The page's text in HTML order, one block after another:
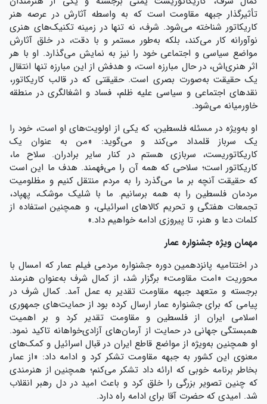
تأثیرگذار جبهه مقاومت است که به واسطه آثارش در عرصه هنر
کاریکاتور شناخته می‌شود. شرف، نه تنها در زمینه تکنیک‌های هنری
نوآورانه کار می‌کند، بلکه به‌طور مستمر و با دقت، در خلق آثارش
مواضع سیاسی و اجتماعی خود را نیز به نمایش می‌گذارد. او با هر
اثر هنری‌اش، در حال مبارزه است، و هدفش از این مبارزه تنها انتقال
یک حقیقت به‌صورت بصری است. حقیقتی که در قالب کاریکاتور،
نقدهای اجتماعی و سیاسی علیه ظلم، فساد و اشغالگری در منطقه
خاورمیانه می‌شود.
او به‌ویژه در مسئله فلسطین، که یکی از اولویت‌های او است، خود را
یک سرباز قلمداد می‌کند و می‌گوید: «من به عنوان یک
کاریکاتوریست، سربازی هستم در کنار سایر برادران. سلاح ما،
کاریکاتور است؛ سلاحی که همه آن را می‌فهمند. هدف ما این است
که حقیقت آنچه بر ما می‌گذرد را به مردم منتقل کنیم و مظلومیت
مردمان فلسطین را به همه برسانیم. ما با شلیک موشک، پهپاد،
تجمعات هفتگی و تحریم کالاهای اسرائیلی، و همچنین استفاده از
کلمات دعا و هنر، تا پیروزی ادامه خواهیم داد.»
مهمان ویژه جشنواره عمار
در اختتامیه پانزدهمین دوره جشنواره مردمی فیلم عمار که امسال با
محوریت «امت مقاومت» برگزار شد، از کمال شرف به‌عنوان هنرمند
برجسته و متعهد جبهه مقاومت تقدیر به عمل آمد. کمال شرف در
پیامی که برای جشنواره عمار ارسال کرده بود از حمایت‌های جمهوری
اسلامی ایران از فلسطین و مقاومت تقدیر کرد و بر اهمیت
همبستگی جهانی در حمایت از آرمان‌های آزادی‌خواهانه تاکید نمود.
او همچنین به‌ویژه از مواضع قاطع ایران در قبال اسرائیل و کمک‌های
معنوی این کشور به جبهه مقاومت تشکر کرد و ادامه داد: «از عمار
بخاطر برنامه خوبی که ارائه داد تشکر می‌کنم؛ همچنین از هنرمندی
که چنین تصویر بزرگی را خلق کرد و باعث امید در دل رهبر انقلاب
شد. امیدی که حضرت آقا برای ادامه راه دارد.